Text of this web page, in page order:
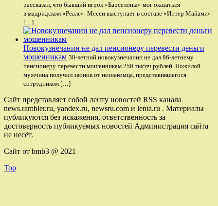
рассказал, что бывший игрок «Барселоны» мог оказаться
в мадридском «Реале». Месси выступает в составе «Интер Майами»
[…]
Новокузнечанин не дал пенсионеру перевести деньги
мошенникам 38-летний новокузнечанин не дал 86-летнему
пенсионеру перевести мошенникам 250 тысяч рублей. Пожилой
мужчина получил звонок от незнакомца, представившегося
сотрудником […]
Сайт представляет собой ленту новостей RSS канала
news.rambler.ru, yandex.ru, newsru.com и lenta.ru . Материалы
публикуются без искажения, ответственность за
достоверность публикуемых новостей Администрация сайта
не несёт.
Сайт от bmb3 @ 2021
Top